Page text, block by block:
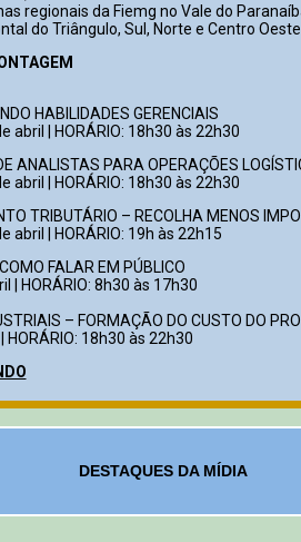
regionais da Fiemg no Vale do
do Triângulo, Sul, Norte e Centro
HABILIDADES GERENCIAIS
abril | HORÁRIO: 18h30 às 22h30
ANALISTAS PARA OPERAÇÕES
abril | HORÁRIO: 18h30 às 22h30
TRIBUTÁRIO – RECOLHA MENOS
abril | HORÁRIO: 19h às 22h15
FALAR EM PÚBLICO
| HORÁRIO: 8h30 às 17h30
– FORMAÇÃO DO CUSTO DO
HORÁRIO: 18h30 às 22h30
DESTAQUES DA MÍDIA